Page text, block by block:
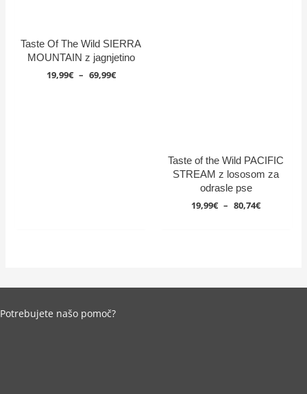
Taste Of The Wild SIERRA
MOUNTAIN z jagnjetino
19,99€ – 69,99€
Taste of the Wild PACIFIC
STREAM z lososom za
odrasle pse
19,99€ – 80,74€
Potrebujete našo pomoč?